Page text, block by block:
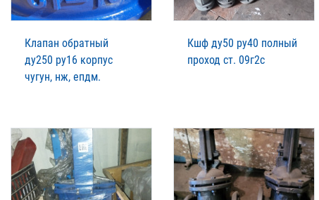
Клапан обратный
ду250 ру16 корпус
чугун, нж, епдм.
Кшф ду50 ру40 полный
проход ст. 09г2с